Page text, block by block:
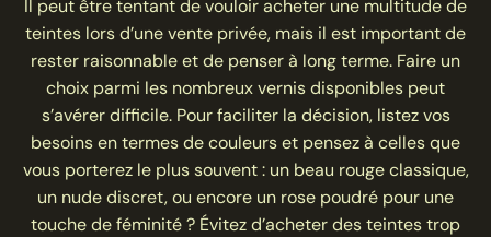
Il peut être tentant de vouloir acheter une multitude de
teintes lors d’une vente privée, mais il est important de
rester raisonnable et de penser à long terme. Faire un
choix parmi les nombreux vernis disponibles peut
s’avérer difficile. Pour faciliter la décision, listez vos
besoins en termes de couleurs et pensez à celles que
vous porterez le plus souvent : un beau rouge classique,
un nude discret, ou encore un rose poudré pour une
touche de féminité ? Évitez d’acheter des teintes trop